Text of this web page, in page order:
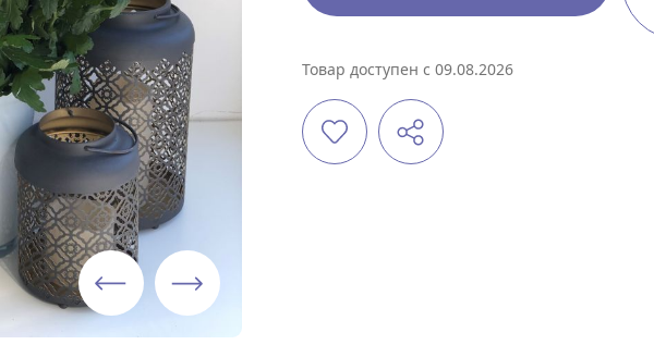
Товар доступен с 09.08.2026